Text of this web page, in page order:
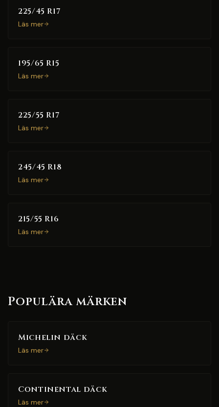
225/45 R17
Läs mer
195/65 R15
Läs mer
225/55 R17
Läs mer
245/45 R18
Läs mer
215/55 R16
Läs mer
Populära märken
Michelin däck
Läs mer
Continental däck
Läs mer